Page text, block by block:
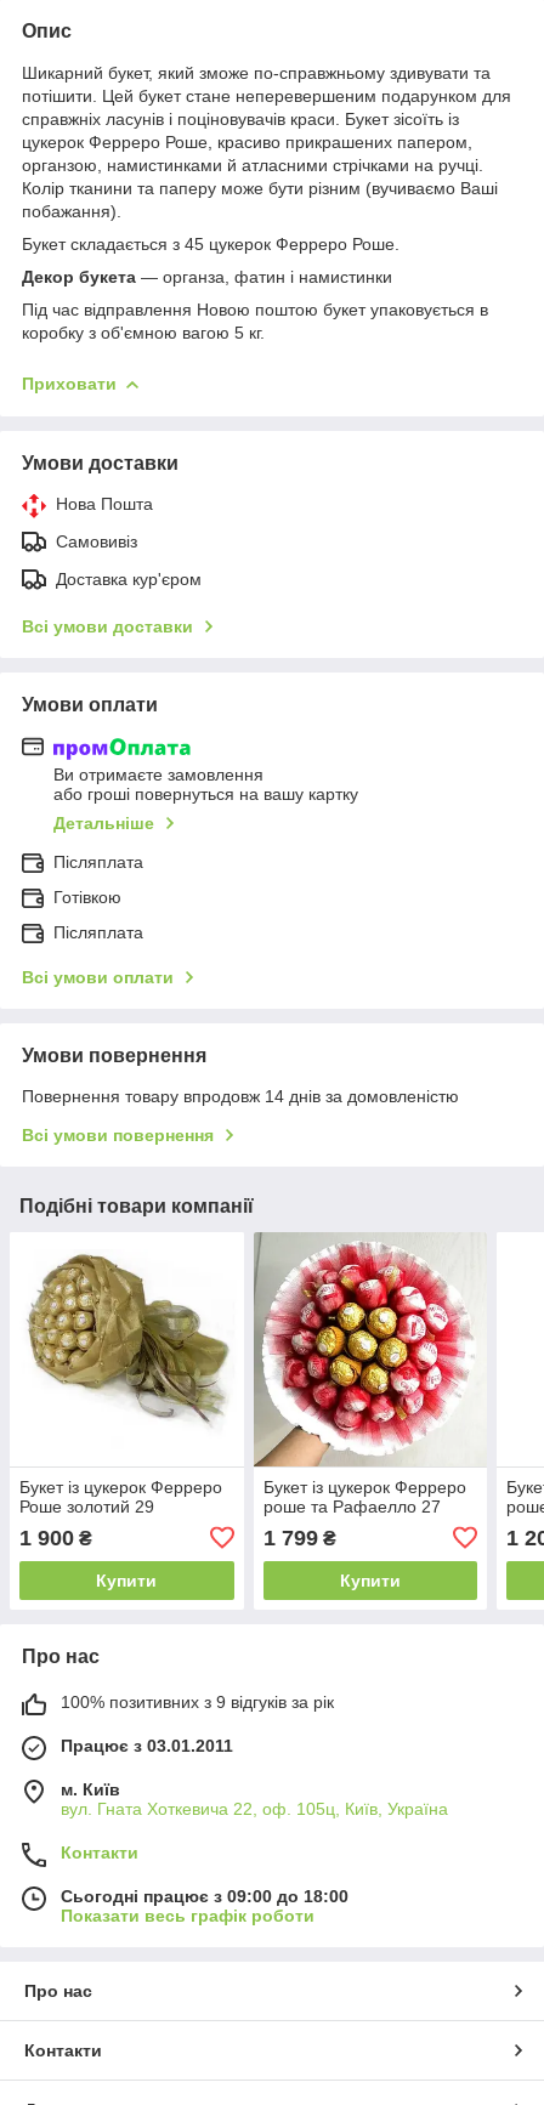
Опис
Шикарний букет, який зможе по-справжньому здивувати та
потішити. Цей букет стане неперевершеним подарунком для
справжніх ласунів і поціновувачів краси. Букет зісоїть із
цукерок Ферреро Роше, красиво прикрашених папером,
органзою, намистинками й атласними стрічками на ручці.
Колір тканини та паперу може бути різним (вучиваємо Ваші
побажання).
Букет складається з 45 цукерок Ферреро Роше.
Декор букета — органза, фатин і намистинки
Під час відправлення Новою поштою букет упаковується в
коробку з об'ємною вагою 5 кг.
Приховати
Умови доставки
Нова Пошта
Самовивіз
Доставка кур'єром
Всі умови доставки
Умови оплати
Ви отримаєте замовлення
або гроші повернуться на вашу картку
Детальніше
Післяплата
Готівкою
Післяплата
Всі умови оплати
Умови повернення
Повернення товару впродовж 14 днів за домовленістю
Всі умови повернення
Подібні товари компанії
Букет із цукерок Ферреро
Роше золотий 29
1 900 ₴
Купити
Букет із цукерок Ферреро
роше та Рафаелло 27
1 799₴
Купити
1
Про нас
100% позитивних з 9 відгуків за рік
Працює з 03.01.2011
м. Київ
вул. Гната Хоткевича 22, оф. 105ц, Київ, Україна
Контакти
Сьогодні працює з 09:00 до 18:00
Показати весь графік роботи
Про нас
Контакти